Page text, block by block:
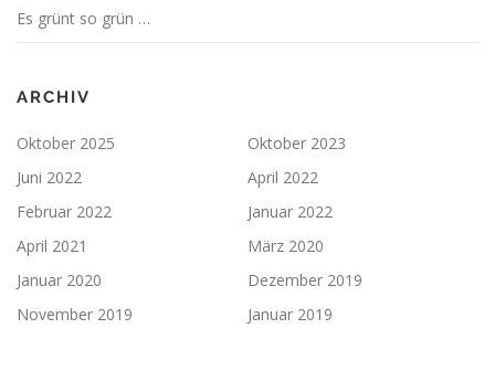
Es grünt so grün …
ARCHIV
Oktober 2025
Oktober 2023
Juni 2022
April 2022
Februar 2022
Januar 2022
April 2021
März 2020
Januar 2020
Dezember 2019
November 2019
Januar 2019